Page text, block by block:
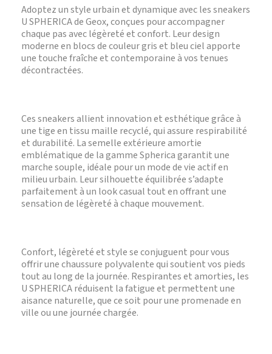
Adoptez un style urbain et dynamique avec les sneakers
U SPHERICA de Geox, conçues pour accompagner
chaque pas avec légèreté et confort. Leur design
moderne en blocs de couleur gris et bleu ciel apporte
une touche fraîche et contemporaine à vos tenues
décontractées.
Ces sneakers allient innovation et esthétique grâce à
une tige en tissu maille recyclé, qui assure respirabilité
et durabilité. La semelle extérieure amortie
emblématique de la gamme Spherica garantit une
marche souple, idéale pour un mode de vie actif en
milieu urbain. Leur silhouette équilibrée s’adapte
parfaitement à un look casual tout en offrant une
sensation de légèreté à chaque mouvement.
Confort, légèreté et style se conjuguent pour vous
offrir une chaussure polyvalente qui soutient vos pieds
tout au long de la journée. Respirantes et amorties, les
U SPHERICA réduisent la fatigue et permettent une
aisance naturelle, que ce soit pour une promenade en
ville ou une journée chargée.